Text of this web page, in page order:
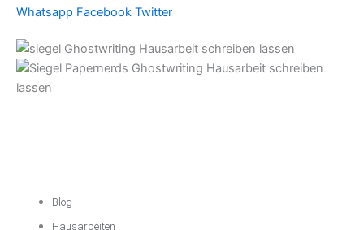
Whatsapp Facebook Twitter
Blog
Hausarbeiten